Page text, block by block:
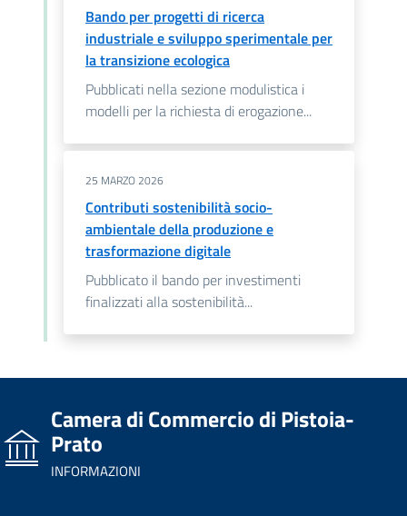
Bando per progetti di ricerca
industriale e sviluppo sperimentale per
la transizione ecologica
Pubblicati nella sezione modulistica i
modelli per la richiesta di erogazione...
25 MARZO 2026
Contributi sostenibilità socio-
ambientale della produzione e
trasformazione digitale
Pubblicato il bando per investimenti
finalizzati alla sostenibilità...
Camera di Commercio di Pistoia-
Prato
INFORMAZIONI